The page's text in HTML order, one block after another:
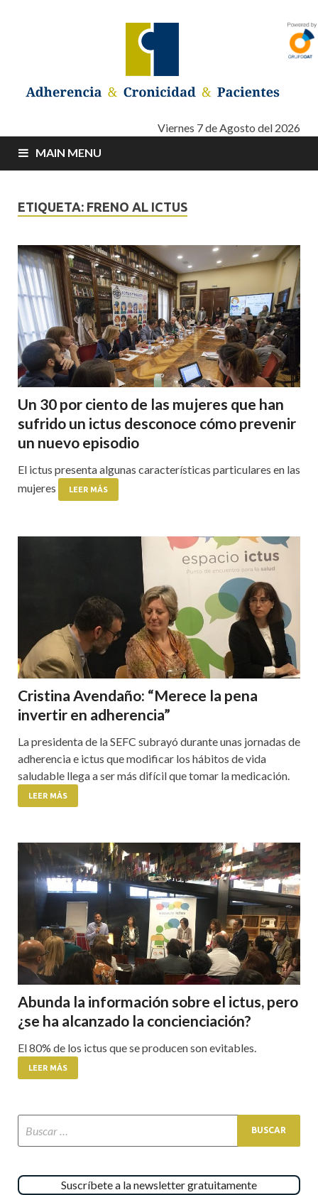
Adherencia –
Cronicidad –
Pacientes
Adherencia – Cronicidad – PacientesViernes 7 de Agosto del 2026
MAIN MENU
ETIQUETA: FRENO AL ICTUS
Un 30 por ciento de las mujeres que han
sufrido un ictus desconoce cómo prevenir
un nuevo episodio
El ictus presenta algunas características particulares en las
mujeres
LEER MÁS
Cristina Avendaño: “Merece la pena
invertir en adherencia”
La presidenta de la SEFC subrayó durante unas jornadas de
adherencia e ictus que modificar los hábitos de vida
saludable llega a ser más difícil que tomar la medicación.
LEER MÁS
Abunda la información sobre el ictus, pero
¿se ha alcanzado la concienciación?
El 80% de los ictus que se producen son evitables.
LEER MÁS
Suscríbete a la newsletter gratuitamente